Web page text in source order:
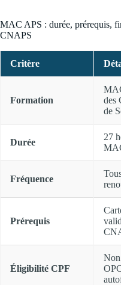
MAC APS : durée, prérequis,
CNAPS
Critère
Formation
des
de
Durée
27
Fréquence
Prérequis
Éligibilité CPF